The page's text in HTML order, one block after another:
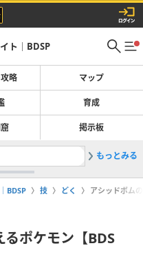
ト｜BDSP
略 マップ
育成
掲示板
2イーブ
もっとみる
BDSP 技 どく アシッドボム
ポケモン【BDS